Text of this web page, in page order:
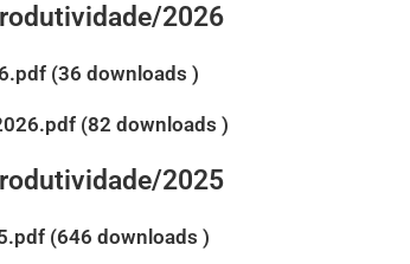
2026
(36 downloads )
(82 downloads )
2025
(646 downloads )